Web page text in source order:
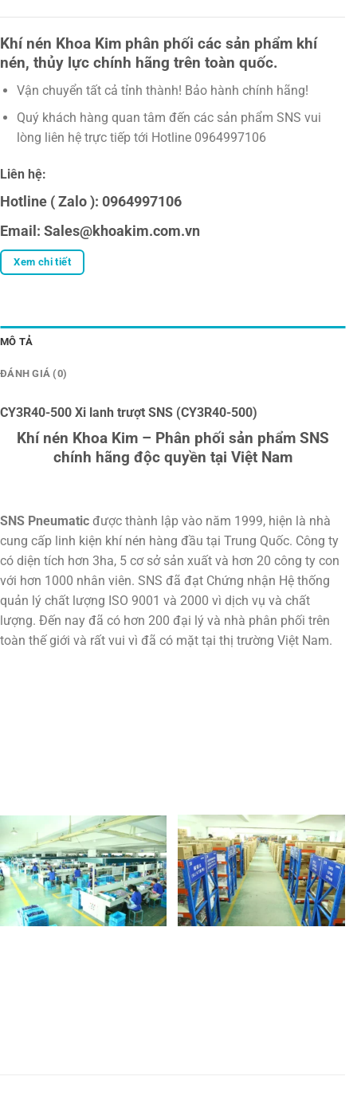
Khí nén Khoa Kim phân phối các sản phẩm khí
nén, thủy lực chính hãng trên toàn quốc.
Vận chuyển tất cả tỉnh thành! Bảo hành chính hãng!
Quý khách hàng quan tâm đến các sản phẩm SNS vui
lòng liên hệ trực tiếp tới Hotline 0964997106
Liên hệ:
Hotline ( Zalo ): 0964997106
Email: Sales@khoakim.com.vn
Xem chi tiết
MÔ TẢ
ĐÁNH GIÁ (0)
CY3R40-500 Xi lanh trượt SNS (CY3R40-500)
Khí nén Khoa Kim – Phân phối sản phẩm SNS
chính hãng độc quyền tại Việt Nam
SNS Pneumatic được thành lập vào năm 1999, hiện là nhà
cung cấp linh kiện khí nén hàng đầu tại Trung Quốc. Công ty
có diện tích hơn 3ha, 5 cơ sở sản xuất và hơn 20 công ty con
với hơn 1000 nhân viên. SNS đã đạt Chứng nhận Hệ thống
quản lý chất lượng ISO 9001 và 2000 vì dịch vụ và chất
lượng. Đến nay đã có hơn 200 đại lý và nhà phân phối trên
toàn thế giới và rất vui vì đã có mặt tại thị trường Việt Nam.